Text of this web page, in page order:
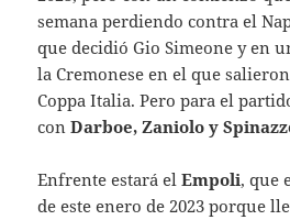
semana perdiendo contra el
que decidió Gio Simeone y en
la Cremonese en el que
Coppa Italia. Pero para el
conDarboe, Zaniolo y
Enfrente estará elEmpoli, que
de este enero de 2023 porque